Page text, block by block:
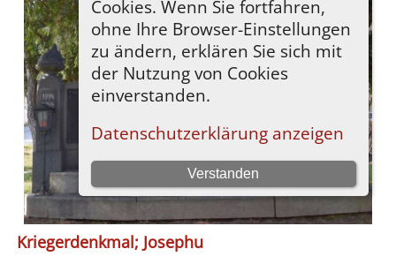
Kriegerdenkmal; Josephu